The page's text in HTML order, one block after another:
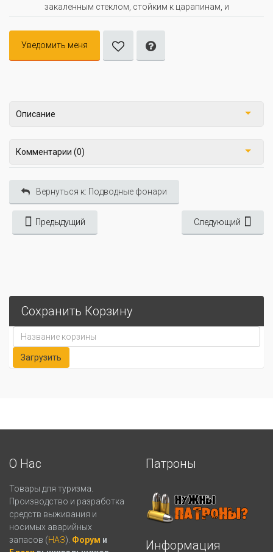
закаленным стеклом, стойким к царапинам, и
Уведомить меня
Описание
Комментарии (0)
Вернуться к: Подводные фонари
Предыдущий Следующий
Сохранить Корзину
О Нас
Товары для туризма.
Производство и разработка
средств выживания и
носимых аварийных
запасов (НАЗ). Форум и
Патроны
Информация